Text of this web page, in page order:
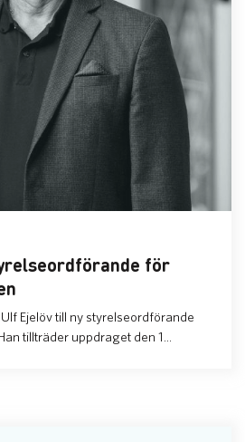
för
Ejelöv till ny styrelseordförande
tillträder uppdraget den 1...